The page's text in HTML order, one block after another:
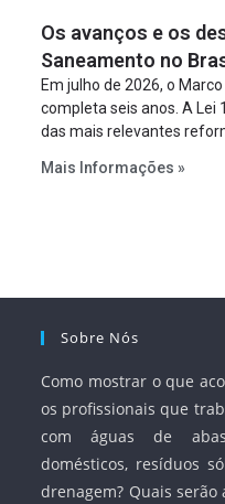
projeto a projeto.
Os avanços e os
Saneamento no
Em julho de 2026, o
completa seis anos. A
das mais relevantes
serviços, ampliar a
Mais Informações »
Sobre Nós
Como mostrar o que
os profissionais que
com águas de
domésticos, resíduos
drenagem? Quais